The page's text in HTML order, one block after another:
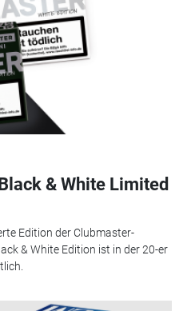
& White Limited
Edition der Clubmaster-
& White Edition ist in der 20-er